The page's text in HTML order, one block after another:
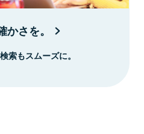
さを。
索もスムーズに。